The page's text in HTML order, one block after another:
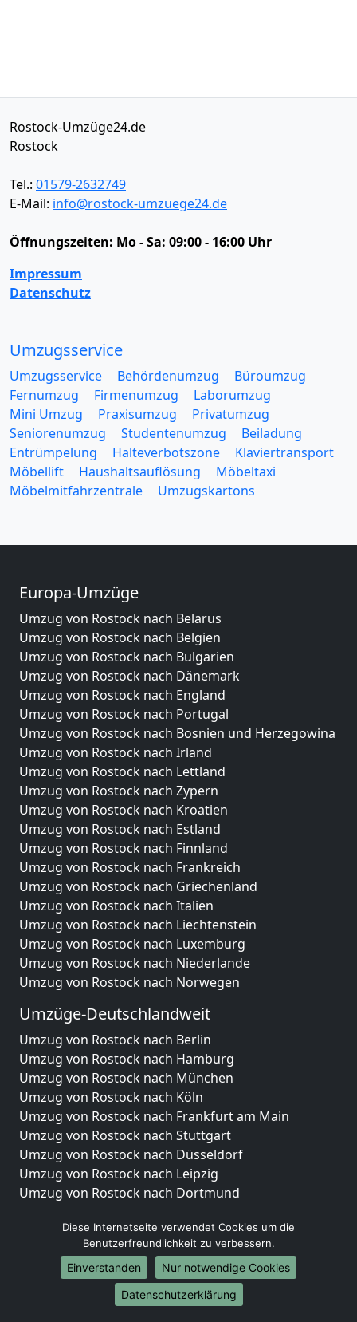
Rostock-Umzüge24.de
Rostock
Tel.: 01579-2632749
E-Mail: info@rostock-umzuege24.de
Öffnungszeiten: Mo - Sa: 09:00 - 16:00 Uhr
Impressum
Datenschutz
Umzugsservice
Umzugsservice Behördenumzug
Büroumzug
Fernumzug
Firmenumzug
Laborumzug
Mini Umzug
Praxisumzug
Privatumzug
Seniorenumzug
Studentenumzug
Beiladung
Entrümpelung
Halteverbotszone
Klaviertransport
Möbellift
Haushaltsauflösung
Möbeltaxi
Möbelmitfahrzentrale
Umzugskartons
Europa-Umzüge
Umzug von Rostock nach Belarus
Umzug von Rostock nach Belgien
Umzug von Rostock nach Bulgarien
Umzug von Rostock nach Dänemark
Umzug von Rostock nach England
Umzug von Rostock nach Portugal
Umzug von Rostock nach Bosnien und Herzegowina
Umzug von Rostock nach Irland
Umzug von Rostock nach Lettland
Umzug von Rostock nach Zypern
Umzug von Rostock nach Kroatien
Umzug von Rostock nach Estland
Umzug von Rostock nach Finnland
Umzug von Rostock nach Frankreich
Umzug von Rostock nach Griechenland
Umzug von Rostock nach Italien
Umzug von Rostock nach Liechtenstein
Umzug von Rostock nach Luxemburg
Umzug von Rostock nach Niederlande
Umzug von Rostock nach Norwegen
Umzüge-Deutschlandweit
Umzug von Rostock nach Berlin
Umzug von Rostock nach Hamburg
Umzug von Rostock nach München
Umzug von Rostock nach Köln
Umzug von Rostock nach Frankfurt am Main
Umzug von Rostock nach Stuttgart
Umzug von Rostock nach Düsseldorf
Umzug von Rostock nach Leipzig
Umzug von Rostock nach Dortmund
Umzug von Rostock nach Bremen
Umzug von Rostock nach Dresden
Umzug von Rostock nach Hannover
Umzug von Rostock nach Nürnberg
Umzug von Rostock nach Duisburg
Diese Internetseite verwendet Cookies um die
Benutzerfreundlichkeit zu verbessern.
Einverstanden
Nur notwendige Cookies
Datenschutzerklärung